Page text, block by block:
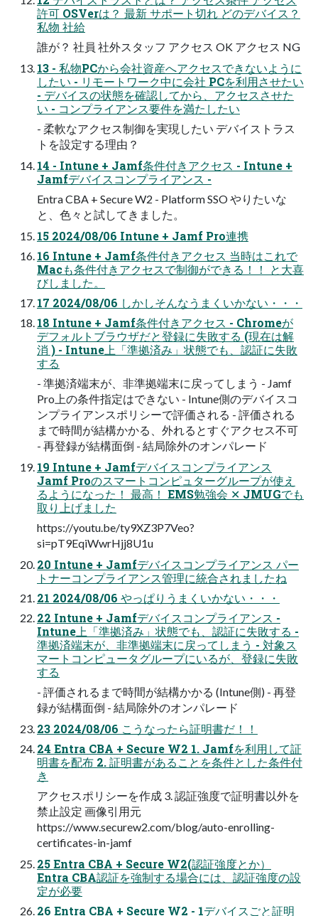
許可 OSVerは？ 最新 サポート切れ どのデバイス？
私物 社給
誰が？ 社員 社外スタッフ アクセス OK アクセス NG
13 - 私物PCから会社資産へアクセスできないように
したい - リモートワーク中に会社 PCを利用させたい
- デバイスの状態を確認してから、アクセスさせた
い - コンプライアンス要件を満たしたい
- 柔軟なアクセス制御を実現したい デバイストラス
トを設定する理由？
14 - Intune + Jamf条件付きアクセス - Intune +
Jamfデバイスコンプライアンス -
Entra CBA + Secure W2 - Platform SSO やりたいな
と、色々と試してきました。
15 2024/08/06 Intune + Jamf Pro連携
16 Intune + Jamf条件付きアクセス 当時はこれで
Macも条件付きアクセスで制御ができる！！ と大喜
びしました。
17 2024/08/06 しかしそんなうまくいかない・・・
18 Intune + Jamf条件付きアクセス - Chromeが
デフォルトブラウザだと登録に失敗する (現在は解
消 ) - Intune上「準拠済み」状態でも、認証に失敗
する
- 準拠済端末が、非準拠端末に戻ってしまう - Jamf
Pro上の条件指定はできない - Intune側のデバイスコ
ンプライアンスポリシーで評価される - 評価される
まで時間が結構かかる、外れるとすぐアクセス不可
- 再登録が結構面倒 - 結局除外のオンパレード
19 Intune + Jamfデバイスコンプライアンス
Jamf Proのスマートコンピュターグループが使え
るようになった！ 最高！ EMS勉強会 ✕ JMUGでも
取り上げました
https://youtu.be/ty9XZ3P7Veo?
si=pT9EqiWwrHjj8U1u
20 Intune + Jamfデバイスコンプライアンス パー
トナーコンプライアンス管理に統合されましたね
21 2024/08/06 やっぱりうまくいかない・・・
22 Intune + Jamfデバイスコンプライアンス -
Intune上「準拠済み」状態でも、認証に失敗する -
準拠済端末が、非準拠端末に戻ってしまう - 対象ス
マートコンピュータグループにいるが、登録に失敗
する
- 評価されるまで時間が結構かかる (Intune側) - 再登
録が結構面倒 - 結局除外のオンパレード
23 2024/08/06 こうなったら証明書だ！！
24 Entra CBA + Secure W2 1. Jamfを利用して証
明書を配布 2. 証明書があることを条件とした条件付
き
アクセスポリシーを作成 3. 認証強度で証明書以外を
禁止設定 画像引用元
https://www.securew2.com/blog/auto-enrolling-
certificates-in-jamf
25 Entra CBA + Secure W2(認証強度とか）
Entra CBA認証を強制する場合には、認証強度の設
定が必要
26 Entra CBA + Secure W2 - 1デバイスごと証明